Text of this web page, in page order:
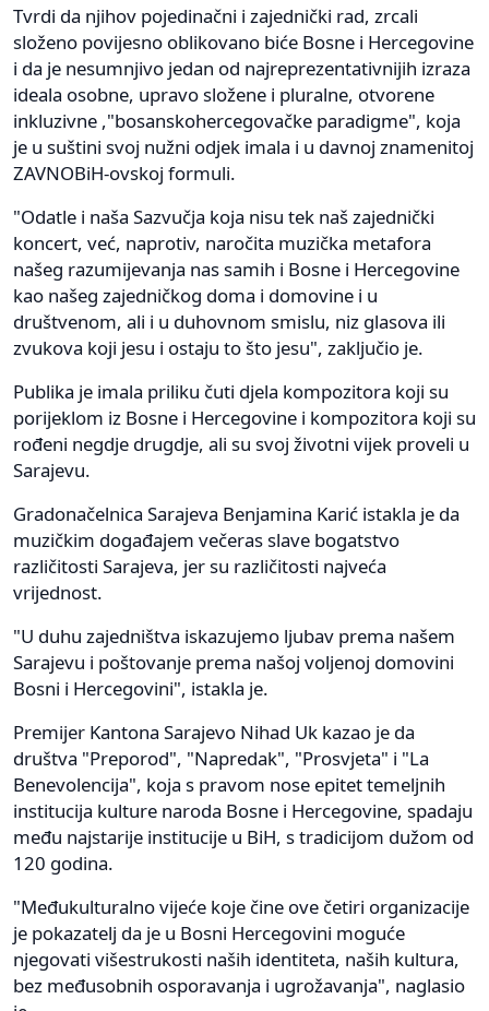
Tvrdi da njihov pojedinačni i zajednički rad, zrcali
složeno povijesno oblikovano biće Bosne i Hercegovine
i da je nesumnjivo jedan od najreprezentativnijih izraza
ideala osobne, upravo složene i pluralne, otvorene
inkluzivne ,"bosanskohercegovačke paradigme", koja
je u suštini svoj nužni odjek imala i u davnoj znamenitoj
ZAVNOBiH-ovskoj formuli.
"Odatle i naša Sazvučja koja nisu tek naš zajednički
koncert, već, naprotiv, naročita muzička metafora
našeg razumijevanja nas samih i Bosne i Hercegovine
kao našeg zajedničkog doma i domovine i u
društvenom, ali i u duhovnom smislu, niz glasova ili
zvukova koji jesu i ostaju to što jesu", zaključio je.
Publika je imala priliku čuti djela kompozitora koji su
porijeklom iz Bosne i Hercegovine i kompozitora koji su
rođeni negdje drugdje, ali su svoj životni vijek proveli u
Sarajevu.
Gradonačelnica Sarajeva Benjamina Karić istakla je da
muzičkim događajem večeras slave bogatstvo
različitosti Sarajeva, jer su različitosti najveća
vrijednost.
"U duhu zajedništva iskazujemo ljubav prema našem
Sarajevu i poštovanje prema našoj voljenoj domovini
Bosni i Hercegovini", istakla je.
Premijer Kantona Sarajevo Nihad Uk kazao je da
društva "Preporod", "Napredak", "Prosvjeta" i "La
Benevolencija", koja s pravom nose epitet temeljnih
institucija kulture naroda Bosne i Hercegovine, spadaju
među najstarije institucije u BiH, s tradicijom dužom od
120 godina.
"Međukulturalno vijeće koje čine ove četiri organizacije
je pokazatelj da je u Bosni Hercegovini moguće
njegovati višestrukosti naših identiteta, naših kultura,
bez međusobnih osporavanja i ugrožavanja", naglasio